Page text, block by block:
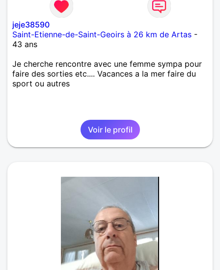
jeje38590
Saint-Etienne-de-Saint-Geoirs à 26 km de Artas -
43 ans
Je cherche rencontre avec une femme sympa pour
faire des sorties etc.... Vacances a la mer faire du
sport ou autres
Voir le profil